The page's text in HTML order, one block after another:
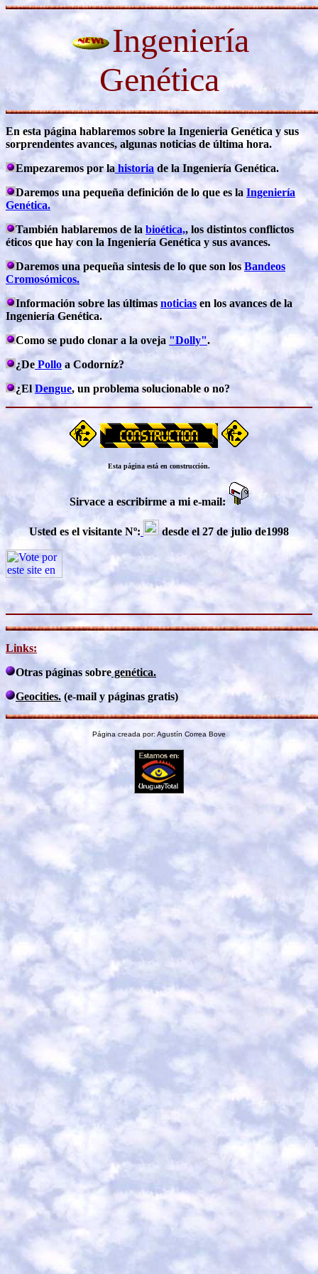
Ingeniería
Genética
En esta página hablaremos sobre la Ingenieria Genética y sus
sorprendentes avances, algunas noticias de última hora.
Empezaremos por la historia de la Ingeniería Genética.
Daremos una pequeña definición de lo que es la Ingeniería
Genética.
También hablaremos de la bioética,, los distintos conflictos
éticos que hay con la Ingeniería Genética y sus avances.
Daremos una pequeña sintesis de lo que son losBandeos
Cromosómicos.
Información sobre las últimas noticias en los avances de la
Ingeniería Genética.
Como se pudo clonar a la oveja "Dolly".
¿De Pollo a Codorníz?
¿El Dengue, un problema solucionable o no?
Esta página está en construcción.
Sirvace a escribirme a mi e-mail:
Usted es el visitante Nº: desde el 27 de julio de1998
Links:
Otras páginas sobregenética.
Geocities. (e-mail y páginas gratis)
Página creada por: Agustín Correa Bove